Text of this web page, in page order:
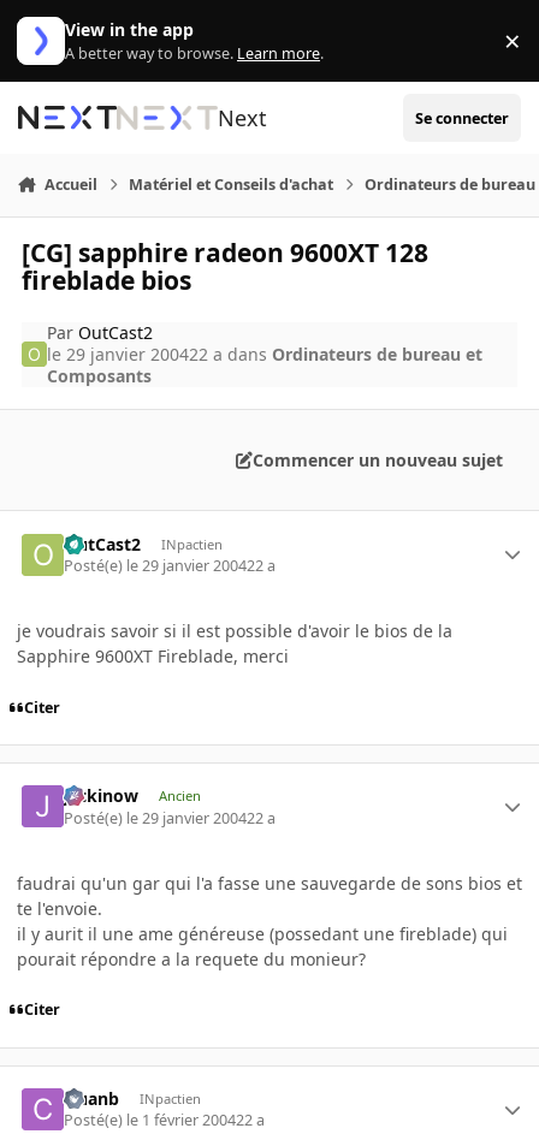
Aller au contenu
View in the app
A better way to browse. Learn more. ×
Next Se connecter
Accueil Matériel et Conseils d'achat Ordinateurs de bureau
[CG] sapphire radeon 9600XT 128
fireblade bios
ParOutCast2
le 29 janvier 200422 a dans Ordinateurs de bureau et
Composants
Commencer un nouveau sujet
OutCast2 INpactien
Posté(e) le 29 janvier 200422 a
je voudrais savoir si il est possible d'avoir le bios de la
Sapphire 9600XT Fireblade, merci
Citer
jackinow Ancien
Posté(e) le 29 janvier 200422 a
faudrai qu'un gar qui l'a fasse une sauvegarde de sons bios et
te l'envoie.
il y aurit il une ame généreuse (possedant une fireblade) qui
pourait répondre a la requete du monieur?
Citer
cjuanb INpactien
Posté(e) le 1 février 200422 a